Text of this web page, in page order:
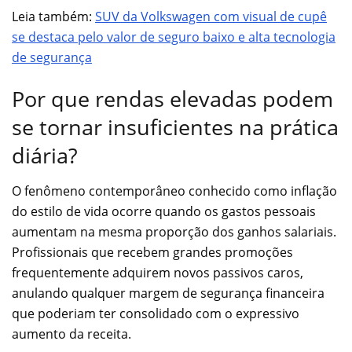
Leia também: SUV da Volkswagen com visual de cupê
se destaca pelo valor de seguro baixo e alta tecnologia
de segurança
Por que rendas elevadas podem
se tornar insuficientes na prática
diária?
O fenômeno contemporâneo conhecido como inflação
do estilo de vida ocorre quando os gastos pessoais
aumentam na mesma proporção dos ganhos salariais.
Profissionais que recebem grandes promoções
frequentemente adquirem novos passivos caros,
anulando qualquer margem de segurança financeira
que poderiam ter consolidado com o expressivo
aumento da receita.